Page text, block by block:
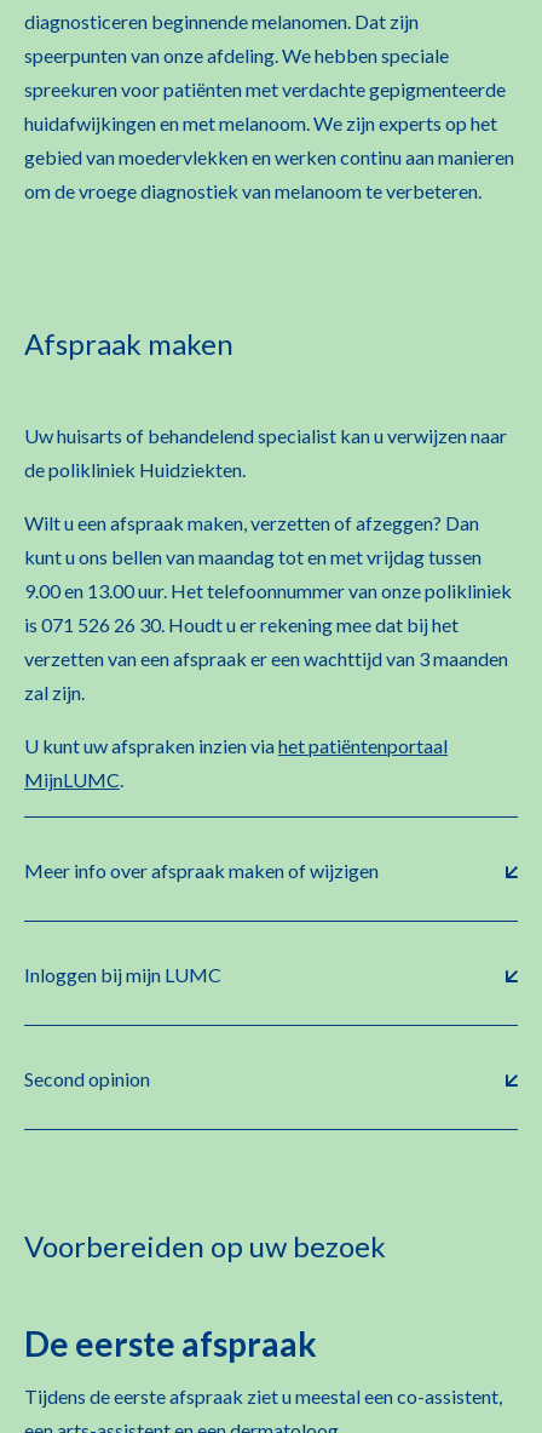
diagnosticeren beginnende melanomen. Dat zijn
speerpunten van onze afdeling. We hebben speciale
spreekuren voor patiënten met verdachte gepigmenteerde
huidafwijkingen en met melanoom. We zijn experts op het
gebied van moedervlekken en werken continu aan manieren
om de vroege diagnostiek van melanoom te verbeteren.
Afspraak maken
Uw huisarts of behandelend specialist kan u verwijzen naar
de polikliniek Huidziekten.
Wilt u een afspraak maken, verzetten of afzeggen? Dan
kunt u ons bellen van maandag tot en met vrijdag tussen
9.00 en 13.00 uur. Het telefoonnummer van onze polikliniek
is 071 526 26 30. Houdt u er rekening mee dat bij het
verzetten van een afspraak er een wachttijd van 3 maanden
zal zijn.
U kunt uw afspraken inzien viahet patiëntenportaal
MijnLUMC.
Meer info over afspraak maken of wijzigen
Inloggen bij mijn LUMC
Second opinion
Voorbereiden op uw bezoek
De eerste afspraak
Tijdens de eerste afspraak ziet u meestal een co-assistent,